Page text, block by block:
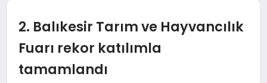
MAGAZIN
2. Balıkesir Tarım ve Hayvancılık
Fuarı rekor katılımla
tamamlandı